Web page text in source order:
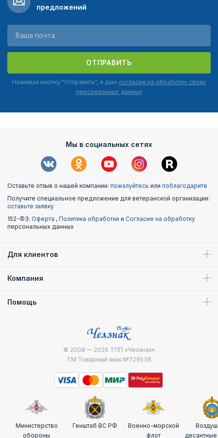
предложений
ОТПРАВИТЬ
Нажимая кнопку "Отправить", я даю согласие на обработку своих
персональных данных
Мы в социальных сетях
Оставьте отзыв о нашей компании: пожалуйтесь или поблагодарите
Получите специальное предложение для ветеранской организации:
оставьте заявку
152-ФЗ: Оферта , Политика обработки и Согласие на обработку
персональных данных
Для клиентов
Компания
Помощь
© 2008 — 2026 ТПП «Челзнак»
ТМ Товарный знак №729538
Министерство
обороны
Генштаб ВС РФ
Военно-морской
флот
десантные